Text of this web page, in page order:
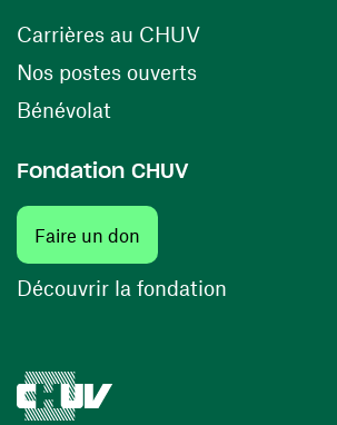
Carrières au CHUV(opens in a
Nos postes ouverts(opens in a
Bénévolat
Fondation CHUV
Faire un don
Découvrir la fondation